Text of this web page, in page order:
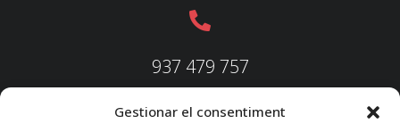
Gestionar el consentiment
937 479 757